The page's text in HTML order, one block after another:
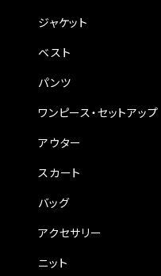
ジャケット
ベスト
パンツ
ワンピース・セットアップ
アウター
スカート
バッグ
アクセサリー
ニット